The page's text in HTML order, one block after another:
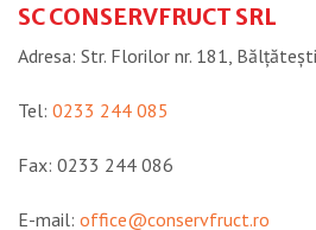
SC CONSERVFRUCT SRL
Adresa: Str. Florilor nr. 181,
Tel: 0233 244 085
Fax: 0233 244 086
E-mail: office@conservfruct.ro